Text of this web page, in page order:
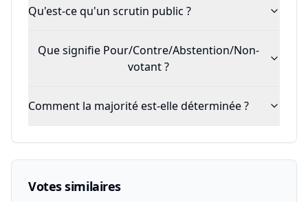
Qu'est-ce qu'un scrutin public ?
Que signifie Pour/Contre/Abstention/Non-
votant ?
Comment la majorité est-elle déterminée ?
Votes similaires